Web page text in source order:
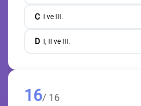
C I ve III.
D I, II ve III.
16/ 16